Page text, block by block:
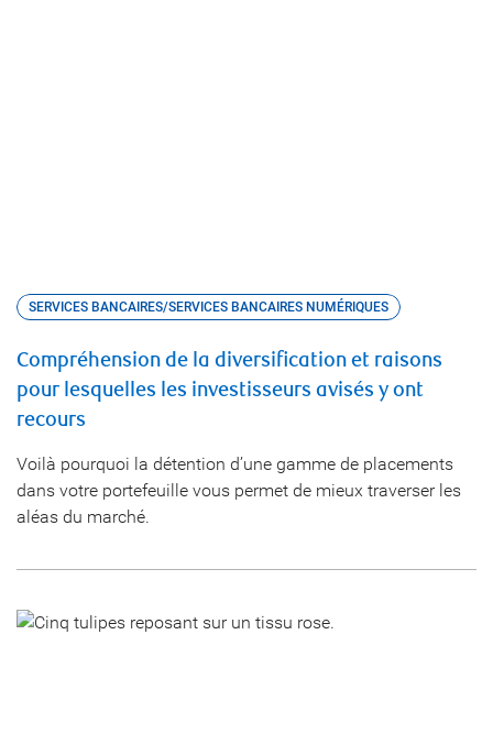
SERVICES BANCAIRES/SERVICES BANCAIRES NUMÉRIQUES
Compréhension de la diversification et raisons
pour lesquelles les investisseurs avisés y ont
recours
Voilà pourquoi la détention d’une gamme de placements
dans votre portefeuille vous permet de mieux traverser les
aléas du marché.